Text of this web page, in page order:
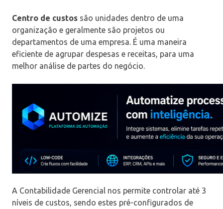
Centro de custos são unidades dentro de uma
organização e geralmente são projetos ou
departamentos de uma empresa. É uma maneira
eficiente de agrupar despesas e receitas, para uma
melhor análise de partes do negócio.
A Contabilidade Gerencial nos permite controlar até 3
níveis de custos, sendo estes pré-configurados de